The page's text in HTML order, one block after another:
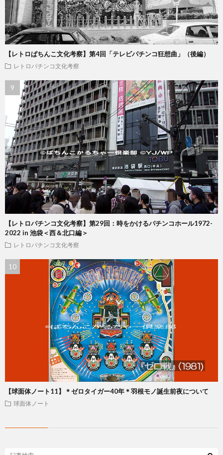
【レトロぱちんこ文化考察】第4回「テレビパチンコ狂想曲」（後編）
レトロパチンコ文化考察
【レトロパチンコ文化考察】第29回：時をかけるパチンコホール1972-
2022 in 池袋＜西＆北口編＞
レトロパチンコ文化考察
【球面体ノート11】＊ゼロタイガー40年＊羽根モノ誕生前夜について
球面体ノート